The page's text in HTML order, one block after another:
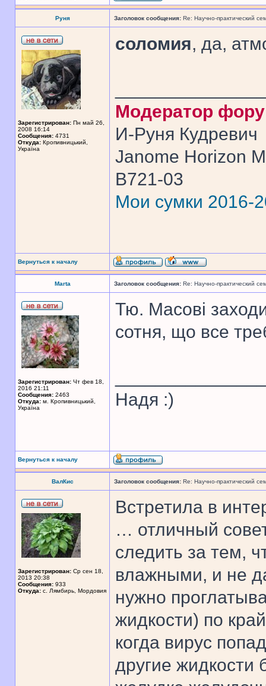
Руня Заголовок сообщения: Re: Научно-практический
Зарегистрирован: Пн май 26,
2008 16:14
Сообщения: 4731
Откуда: Кропивницький,
Україна
соломия, да,
Модератор
И-Руня Кудревич
Janome Horizon
B721-03
Мои сумки 2016-
Вернуться к началу
Marta Заголовок сообщения: Re: Научно-практический
Зарегистрирован: Чт фев 18,
2016 21:11
Сообщения: 2463
Откуда: м. Кропивницький,
Україна
Тю. Масові
сотня, що все
Надя :)
Вернуться к началу
ВалКис Заголовок сообщения: Re: Научно-практический
Зарегистрирован: Ср сен 18,
2013 20:38
Сообщения: 933
Откуда: с. Лямбирь, Мордовия
Встретила в
… отличный
следить за тем,
влажными, и не
нужно
жидкости) по
когда вирус
другие жидкости